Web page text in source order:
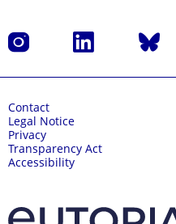
Instagram LinkedIn Bluesky
Contact
Legal Notice
Privacy
Transparency Act
Accessibility